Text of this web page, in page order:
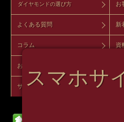
ダイヤモンドの選び方 お
よくある質問 新
コラム 資
お問い合わせ
サイトマップ
スマホサ